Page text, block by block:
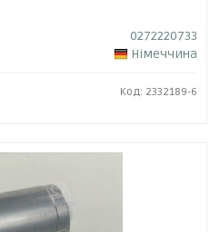
0272220733
Німеччина
Код: 2332189-6